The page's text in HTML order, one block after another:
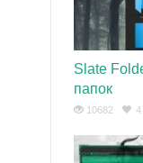
Slate
папок
10682 4